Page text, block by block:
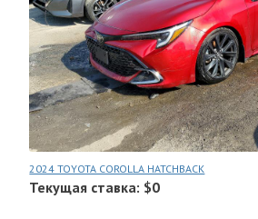
2024 TOYOTA COROLLA HATCHBACK
Текущая ставка: $0